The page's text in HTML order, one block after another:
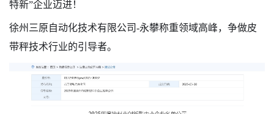
特新”企业迈进！
徐州三原自动化技术有限公司-永攀称重领域高峰，争做皮
带秤技术行业的引导者。